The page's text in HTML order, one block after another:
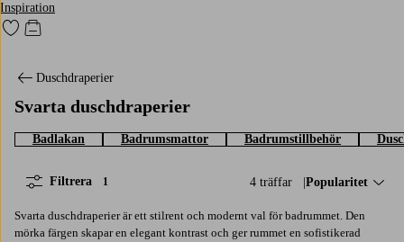
Inspiration
Gå till favoritmarkerade produkter
Gå till kundvagnen
Duschdraperier
Svarta duschdraperier
Badlakan Badrumsmattor Badrumstillbehör
4 träffar Sortera på:
Popularitet
Filtrera 1
Svarta duschdraperier är ett stilrent och modernt val för badrummet. Den
mörka färgen skapar en elegant kontrast och ger rummet en sofistikerad